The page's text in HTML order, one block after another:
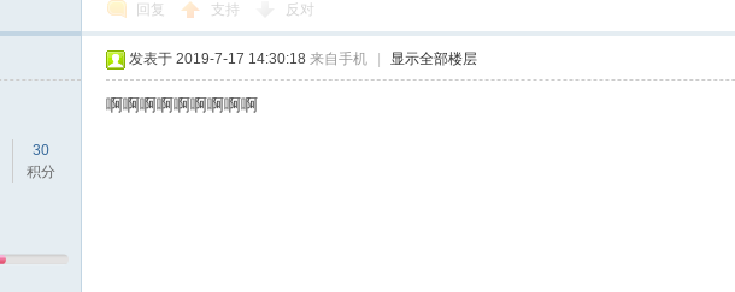
回复 支持 反对
30
积分
发表于 2019-7-17 14:30:18 来自手机 显示全部楼层
啊啊啊啊啊啊啊啊啊